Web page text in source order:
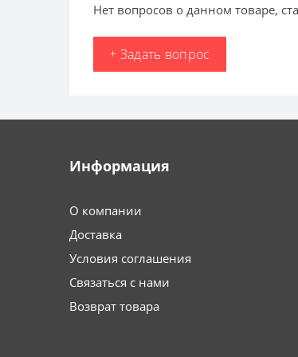
Нет вопросов о данном товаре,
+ Задать вопрос
Информация
О компании
Доставка
Условия соглашения
Связаться с нами
Возврат товара